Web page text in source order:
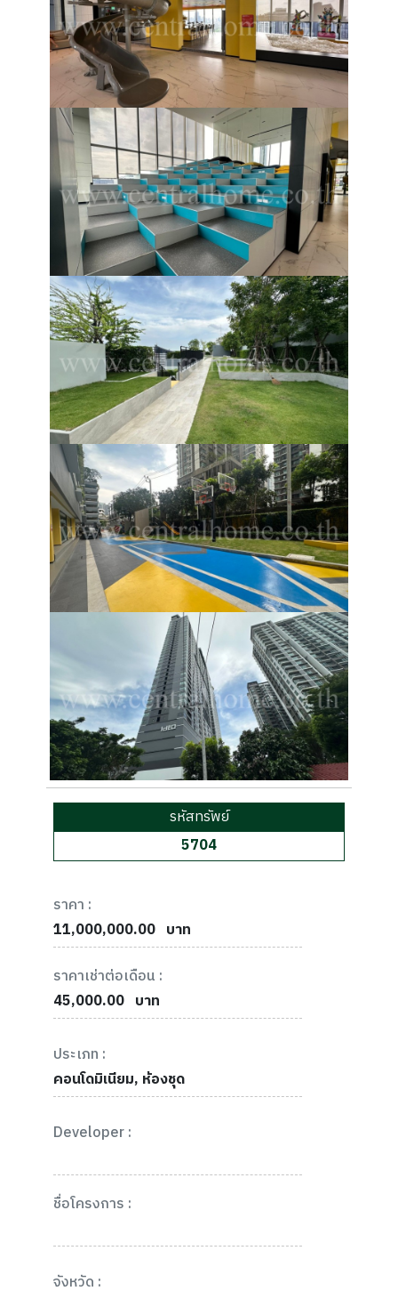
รหัสทรัพย์
5704
ราคา :
11,000,000.00 บาท
ราคาเช่าต่อเดือน :
45,000.00 บาท
ประเภท :
คอนโดมิเนียม, ห้องชุด
Developer :
ชื่อโครงการ :
จังหวัด :